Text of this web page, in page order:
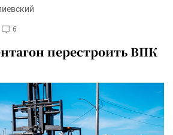
6
перестроить ВПК